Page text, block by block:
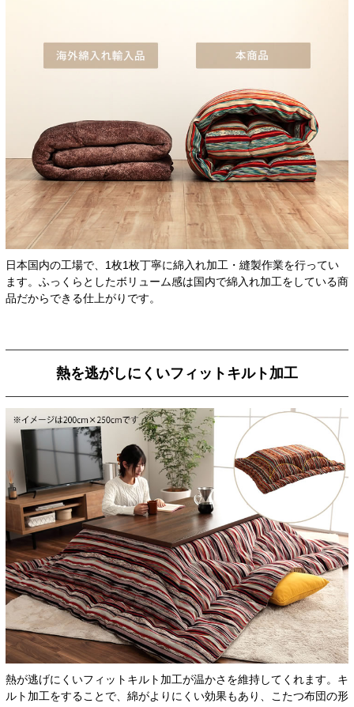
日本国内の工場で、1枚1枚丁寧に綿入れ加工・縫製作業を行ってい
ます。ふっくらとしたボリューム感は国内で綿入れ加工をしている商
品だからできる仕上がりです。
熱を逃がしにくいフィットキルト加工
熱が逃げにくいフィットキルト加工が温かさを維持してくれます。キ
ルト加工をすることで、綿がよりにくい効果もあり、こたつ布団の形